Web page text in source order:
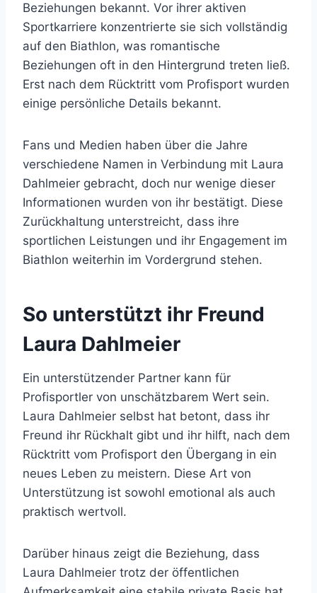
Beziehungen bekannt. Vor ihrer aktiven
Sportkarriere konzentrierte sie sich vollständig
auf den Biathlon, was romantische
Beziehungen oft in den Hintergrund treten ließ.
Erst nach dem Rücktritt vom Profisport wurden
einige persönliche Details bekannt.
Fans und Medien haben über die Jahre
verschiedene Namen in Verbindung mit Laura
Dahlmeier gebracht, doch nur wenige dieser
Informationen wurden von ihr bestätigt. Diese
Zurückhaltung unterstreicht, dass ihre
sportlichen Leistungen und ihr Engagement im
Biathlon weiterhin im Vordergrund stehen.
So unterstützt ihr Freund
Laura Dahlmeier
Ein unterstützender Partner kann für
Profisportler von unschätzbarem Wert sein.
Laura Dahlmeier selbst hat betont, dass ihr
Freund ihr Rückhalt gibt und ihr hilft, nach dem
Rücktritt vom Profisport den Übergang in ein
neues Leben zu meistern. Diese Art von
Unterstützung ist sowohl emotional als auch
praktisch wertvoll.
Darüber hinaus zeigt die Beziehung, dass
Laura Dahlmeier trotz der öffentlichen